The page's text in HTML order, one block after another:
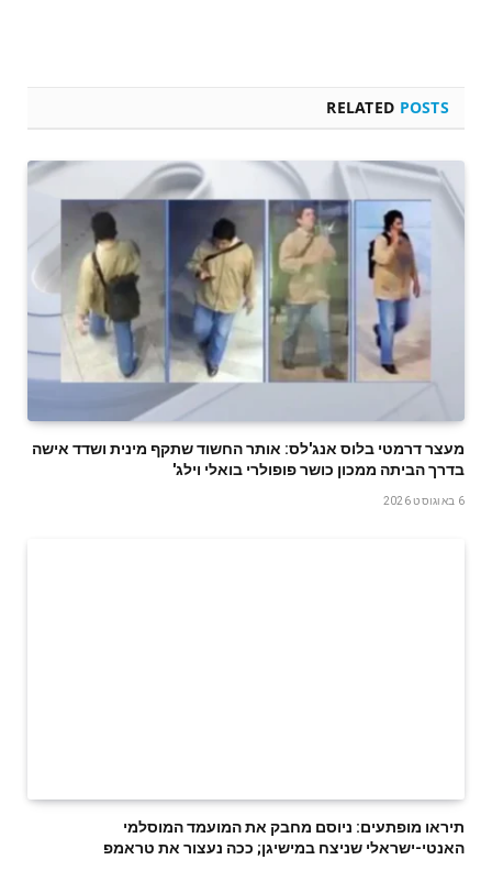
RELATED POSTS
מעצר דרמטי בלוס אנג'לס: אותר החשוד שתקף מינית ושדד אישה
בדרך הביתה ממכון כושר פופולרי בואלי וילג'
6 באוגוסט 2026
תיראו מופתעים: ניוסם מחבק את המועמד המוסלמי
האנטי-ישראלי שניצח במישיגן; ככה נעצור את טראמפ